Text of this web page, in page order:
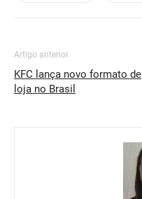
Artigo anterior
KFC lança novo formato de
loja no Brasil